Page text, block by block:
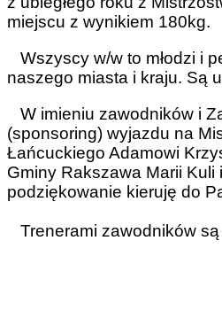
miejscu z wynikiem 180kg.
Wszyscy w/w to młodzi i
naszego miasta i kraju. Są
W imieniu zawodników i
(sponsoring) wyjazdu na
Łańcuckiego Adamowi
Gminy Rakszawa Marii Kuli
podziękowanie kieruję do
Trenerami zawodników